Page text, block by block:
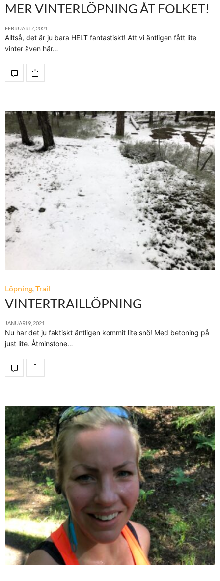
MER VINTERLÖPNING ÅT FOLKET!
FEBRUARI 7, 2021
Alltså, det är ju bara HELT fantastiskt! Att vi äntligen fått lite
vinter även här…
Löpning,Trail
VINTERTRAILLÖPNING
JANUARI 9, 2021
Nu har det ju faktiskt äntligen kommit lite snö! Med betoning på
just lite. Åtminstone…